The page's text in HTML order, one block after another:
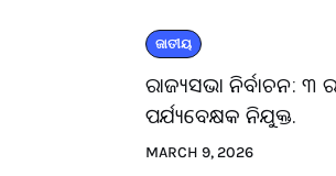
ଜାତୀୟ
ରାଜ୍ୟସଭା ନିର୍ବାଚନ: ୩
ପର୍ଯ୍ୟବେକ୍ଷକ ନିଯୁକ୍ତ.
MARCH 9, 2026